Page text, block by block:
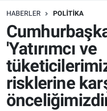
HABERLER POLITIKA
'Yatırımcı ve
risklerine